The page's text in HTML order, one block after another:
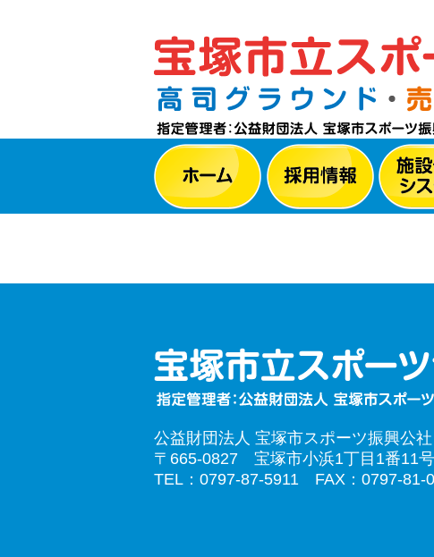
公益財団法人 宝塚市スポーツ振興公社
〒665-0827 宝塚市小浜1丁目1番11号
TEL：0797-87-5911 FAX：0797-81-